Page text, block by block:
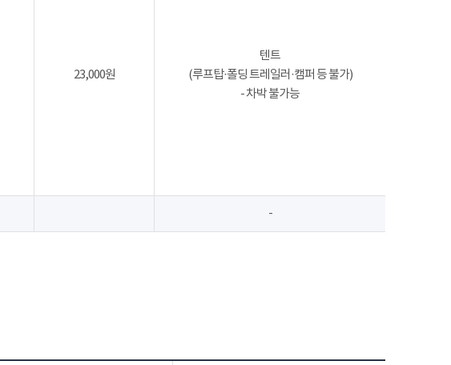
23,000원
텐트
(루프탑·폴딩 트레일러·캠퍼 등 불가)
- 차박 불가능
-